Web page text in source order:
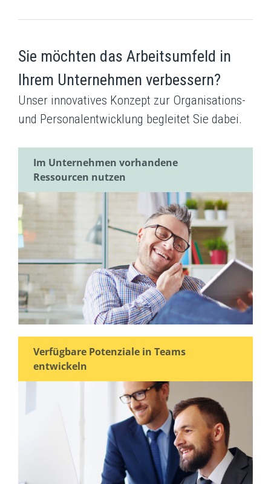
Sie möchten das Arbeitsumfeld in
Ihrem Unternehmen verbessern?
Unser innovatives Konzept zur Organisations-
und Personalentwicklung begleitet Sie dabei.
Im Unternehmen vorhandene
Ressourcen nutzen
Verfügbare Potenziale in Teams
entwickeln